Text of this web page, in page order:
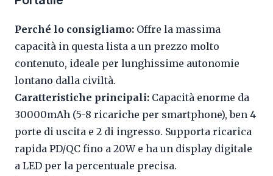
Perché lo consigliamo: Offre la massima
capacità in questa lista a un prezzo molto
contenuto, ideale per lunghissime autonomie
lontano dalla civiltà.
Caratteristiche principali: Capacità enorme da
30000mAh (5-8 ricariche per smartphone), ben 4
porte di uscita e 2 di ingresso. Supporta ricarica
rapida PD/QC fino a 20W e ha un display digitale
a LED per la percentuale precisa.